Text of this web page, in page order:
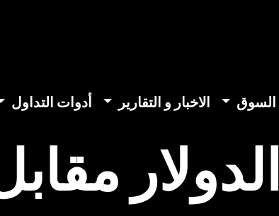
السوق الاخبار و التقارير أدوات التداول
الدولار